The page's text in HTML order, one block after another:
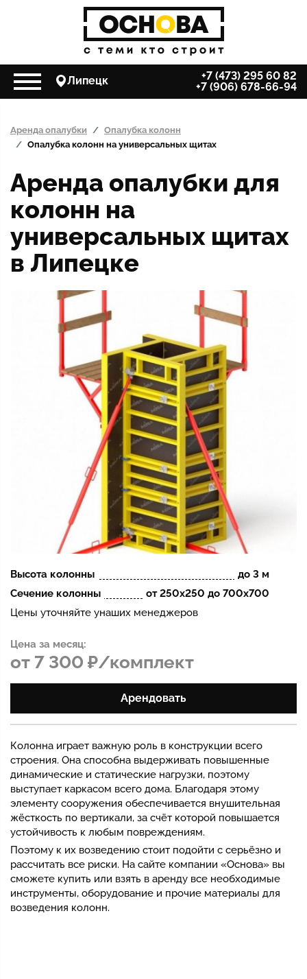
Липецк
+7 (473) 295 60 82
+7 (906) 678-66-94
Аренда опалубки
Опалубка колонн
Опалубка колонн на универсальных щитах
Аренда опалубки для
колонн на
универсальных щитах
в Липецке
Высота колонны
до 3 м
Сечение колонны
от 250х250 до 700х700
Цены уточняйте унаших менеджеров
Цена за месяц:
от 7 300 ₽/комплект
Арендовать
Колонна играет важную роль в конструкции всего
строения. Она способна выдерживать повышенные
динамические и статические нагрузки, поэтому
выступает каркасом всего дома. Благодаря этому
элементу сооружения обеспечивается внушительная
жёсткость по вертикали, за счёт которой повышается
устойчивость к любым повреждениям.
Поэтому к их возведению стоит подойти с серьёзно и
рассчитать все риски. На сайте компании «Основа» вы
сможете купить или взять в аренду все необходимые
инструменты, оборудование и прочие материалы для
возведения колонн.